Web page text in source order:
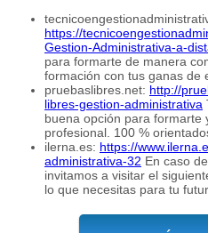
https://
Gestion-Administrativa-a-
para formarte de manera
formación con tus ganas de
pruebaslibres.net: http://
libres-gestion-administrativa
buena opción para formarte
profesional. 100 %
ilerna.es: https://
administrativa-32 En caso
invitamos a visitar el
lo que necesitas para tu